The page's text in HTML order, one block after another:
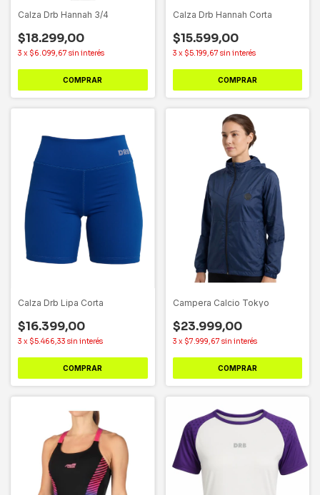
Calza Drb Hannah 3/4
$18.299,00
3 x $6.099,67 sin interés
COMPRAR
Calza Drb Hannah Corta
$15.599,00
3 x $5.199,67 sin interés
COMPRAR
Calza Drb Lipa Corta
$16.399,00
3 x $5.466,33 sin interés
COMPRAR
Campera Calcio Tokyo
$23.999,00
3 x $7.999,67 sin interés
COMPRAR